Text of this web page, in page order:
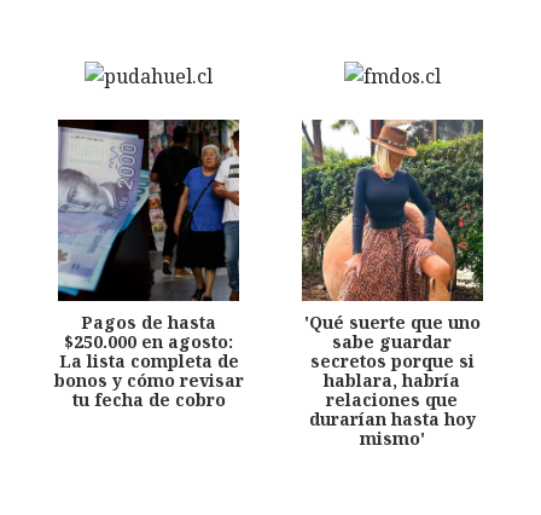
Pagos de hasta
$250.000 en agosto:
La lista completa de
bonos y cómo revisar
tu fecha de cobro
'Qué suerte que uno
sabe guardar
secretos porque si
hablara, habría
relaciones que
durarían hasta hoy
mismo'